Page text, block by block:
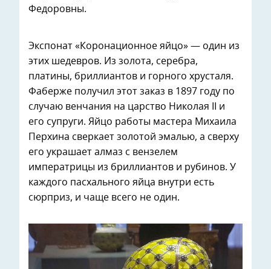
Федоровны.
Экспонат «Коронационное яйцо» — один из
этих шедевров. Из золота, серебра,
платины, бриллиантов и горного хрусталя.
Фаберже получил этот заказ в 1897 году по
случаю венчания на царство Николая II и
его супруги. Яйцо работы мастера Михаила
Перхина сверкает золотой эмалью, а сверху
его украшает алмаз с вензелем
императрицы из бриллиантов и рубинов. У
каждого пасхального яйца внутри есть
сюрприз, и чаще всего не один.